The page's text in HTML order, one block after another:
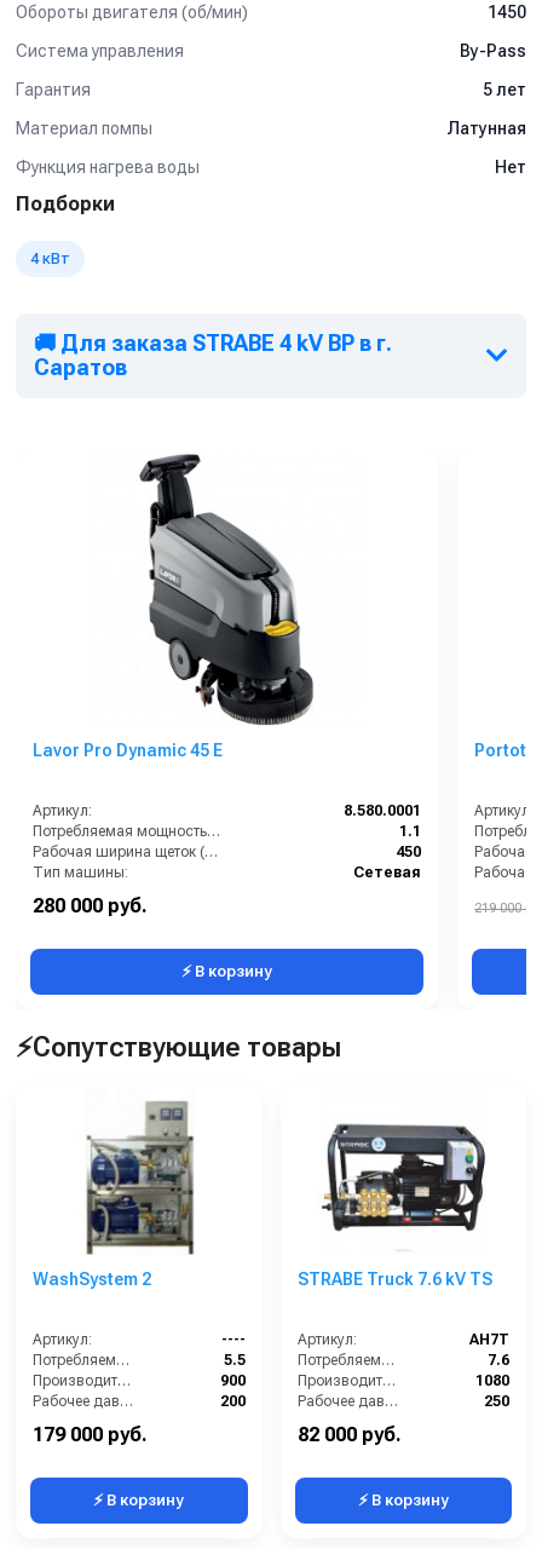
Обороты двигателя (об/мин)
1450
Система управления
By-Pass
Гарантия
5 лет
Материал помпы
Латунная
Функция нагрева воды
Нет
Подборки
4 кВт
🚚 Для заказа STRABE 4 kV BP в г.
Саратов
Lavor Pro Dynamic 45 E
Артикул:
8.580.0001
Потребляемая мощность (кВт):
1.1
Рабочая ширина щеток (мм):
450
Тип машины:
Сетевая
Уровень шума (дБ):
280 000 руб.
⚡ В корзину
Артикул:
219 000
⚡Сопутствующие товары
WashSystem 2
Артикул:
----
Потребляемая мощность (кВт):
5.5
Производительность (л/ч):
900
Рабочее давление (бар):
200
179 000 руб.
⚡ В корзину
STRABE Truck 7.6 kV TS
Артикул:
AH7T
Потребляемая мощность (кВт):
7.6
Производительность (л/ч):
1080
Рабочее давление (бар):
250
Мощность (кВт):
82 000 руб.
⚡ В корзину